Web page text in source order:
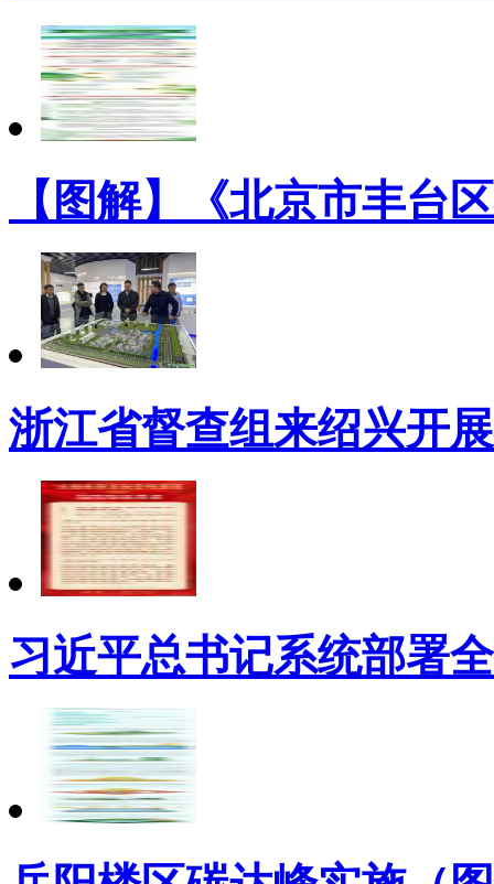
【图解】《北京市丰台
浙江省督查组来绍兴开
习近平总书记系统部署